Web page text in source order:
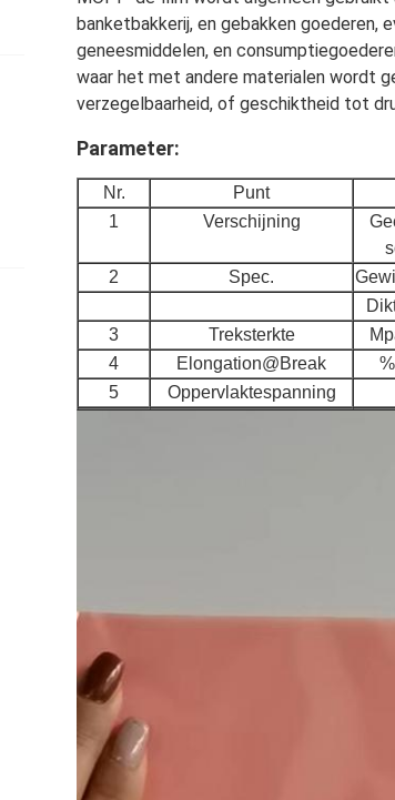
banketbakkerij, en gebakken goederen,
geneesmiddelen, en
waar het met andere materialen wordt
verzegelbaarheid, of geschiktheid tot
Parameter:
Nr. Punt
1
Verschijning
2 Spec.
3
Treksterkte
4
Elongation@Break %
5
Oppervlaktespanning